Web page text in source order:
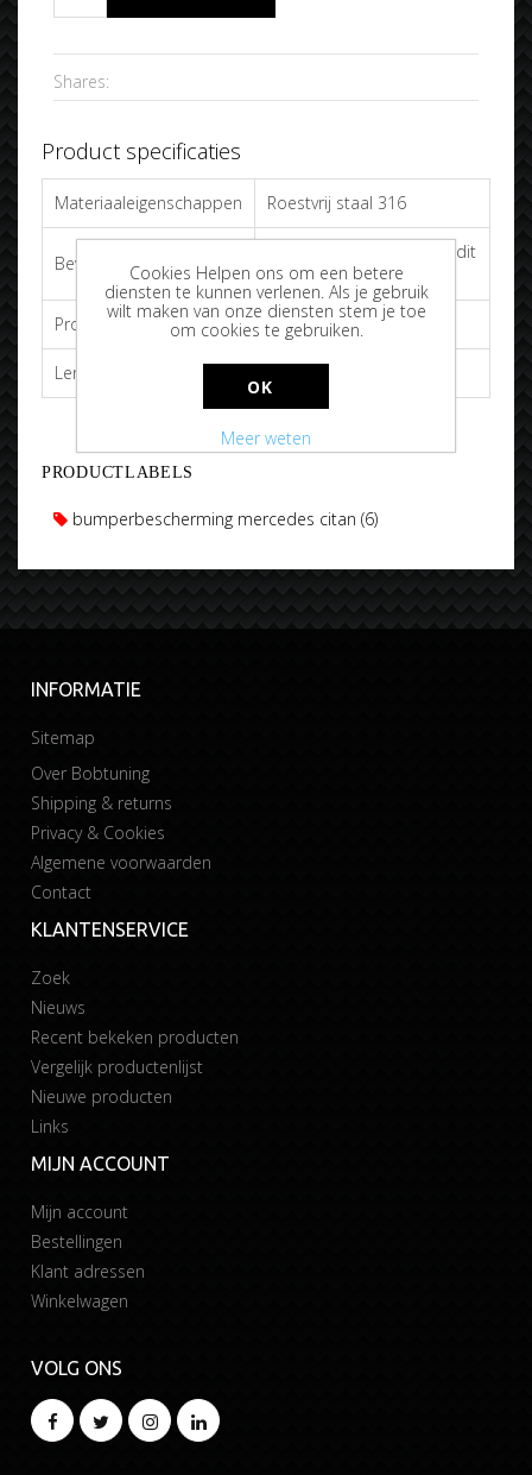
Shares:
Product specificaties
Materiaaleigenschappen Roestvrij staal 316
Bevestigingmateriaal
Tape 3M (inbegrepen bij dit
product)
Profiel Met omgebogen rand
Lengte
PRODUCTLABELS
bumperbescherming mercedes citan (6)
INFORMATIE
Sitemap
Over Bobtuning
Shipping & returns
Privacy & Cookies
Algemene voorwaarden
Contact
KLANTENSERVICE
Zoek
Nieuws
Recent bekeken producten
Vergelijk productenlijst
Nieuwe producten
Links
MIJN ACCOUNT
Mijn account
Bestellingen
Klant adressen
Winkelwagen
VOLG ONS
Cookies Helpen ons om een betere
diensten te kunnen verlenen. Als je gebruik
wilt maken van onze diensten stem je toe
om cookies te gebruiken.
OK
Meer weten